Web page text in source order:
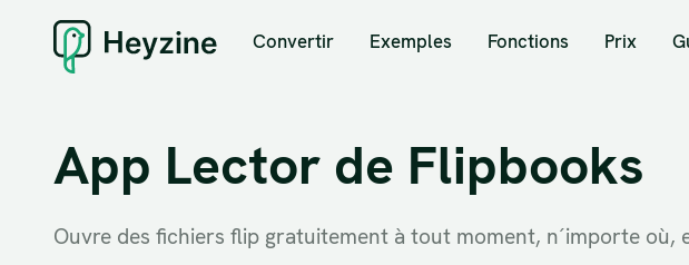
Convertir Exemples Fonctions Prix
App Lector de Flipbooks
Ouvre des fichiers flip gratuitement à tout moment, n´importe